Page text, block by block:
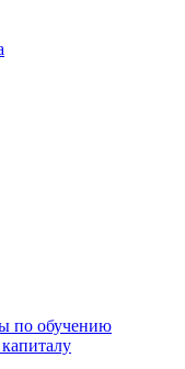
по обучению